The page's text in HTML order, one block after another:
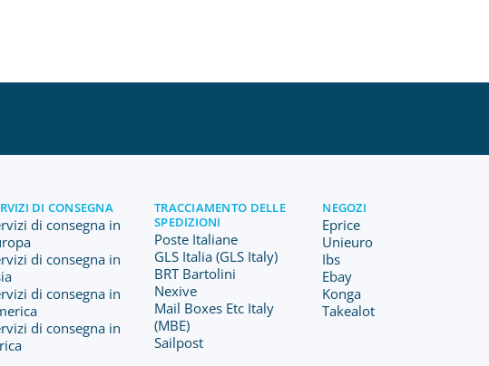
DI CONSEGNA
di consegna in
di consegna in
di consegna in
di consegna in
TRACCIAMENTO DELLE
SPEDIZIONI
Poste Italiane
GLS Italia (GLS Italy)
BRT Bartolini
Nexive
Mail Boxes Etc Italy
(MBE)
Sailpost
NEGOZI
Eprice
Unieuro
Ibs
Ebay
Konga
Takealot